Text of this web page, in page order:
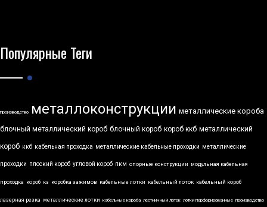
Популярные Теги
производство металлоконструкции металлические короба
блочный металлический короб блочный короб короб ккб металлический
короб ккб кабельная проходка металлические кабельные проходки металлические
проходки плоский короб угловой короб пкм опорные конструкции модульная кабельная
проходка короб кз коробка зажимов кабельные лотки кабельный лоток кабельный короб
лазерная резка металлические лотки кабельные короба лестничный лоток лотки перфорированные производство